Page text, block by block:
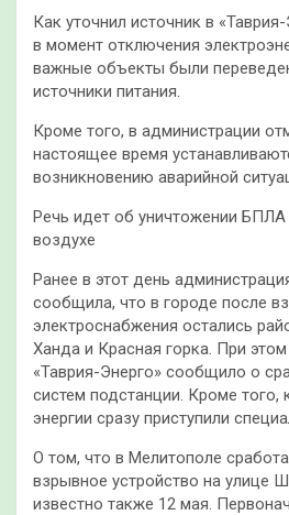
Как уточнил источник в
в момент отключения
важные объекты были
источники питания.
Кроме того, в администрации
настоящее время
возникновению аварийной
Речь идет об уничтожении БПЛА
воздухе
Ранее в этот день
сообщила, что в городе после
электроснабжения остались
Ханда и Красная горка. При
«Таврия-Энерго» сообщило о
систем подстанции. Кроме того,
энергии сразу приступили
О том, что в Мелитополе
взрывное устройство на улице
известно также 12 мая.